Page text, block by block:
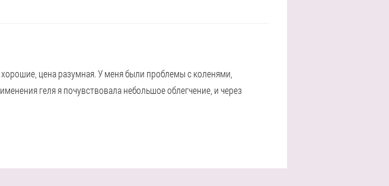
цена разумная. У меня были проблемы с коленями,
геля я почувствовала небольшое облегчение, и через